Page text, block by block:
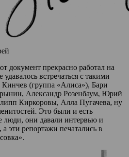
документ прекрасно работал на
встречаться с такими
Кинчев (группа «Алиса»), Бари
Александр Розенбаум, Юрий
Киркоровы, Алла Пугачева, ну
Это были и есть
люди, они давали интервью и
эти репортажи печатались в